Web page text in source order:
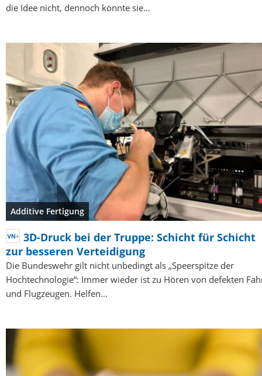
die Idee nicht, dennoch könnte sie…
Additive Fertigung
3D-Druck bei der Truppe: Schicht für Schicht
zur besseren Verteidigung
Die Bundeswehr gilt nicht unbedingt als „Speerspitze der
Hochtechnologie“: Immer wieder ist zu Hören von defekten
und Flugzeugen. Helfen…